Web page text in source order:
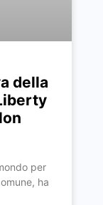
della
per
ha